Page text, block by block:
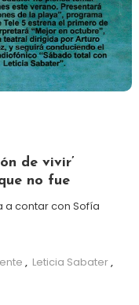
de vivir’
no fue
a contar con Sofía
, Leticia Sabater,